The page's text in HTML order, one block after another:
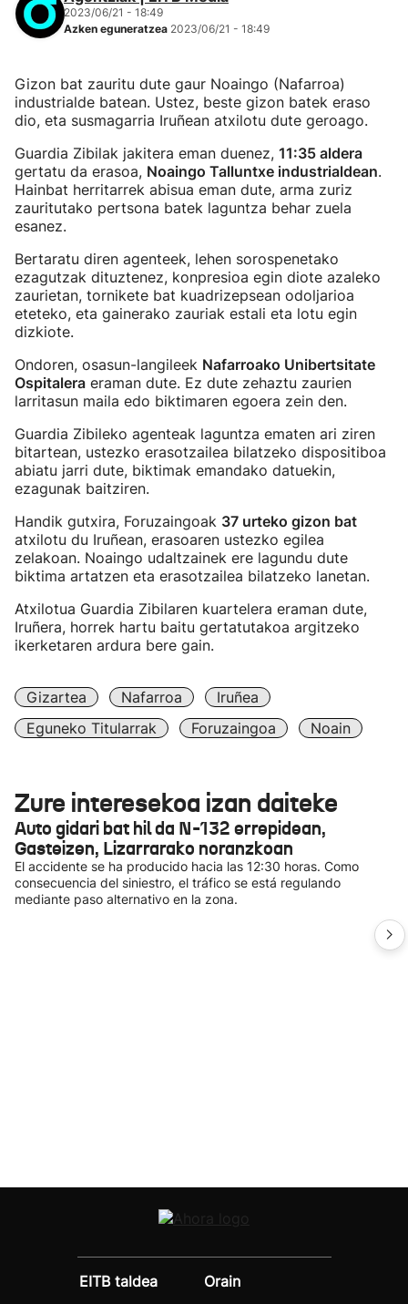
2023/06/21 - 18:49
Azken eguneratzea 2023/06/21 - 18:49
Gizon bat zauritu dute gaur Noaingo (Nafarroa)
industrialde batean. Ustez, beste gizon batek eraso
dio, eta susmagarria Iruñean atxilotu dute geroago.
Guardia Zibilak jakitera eman duenez, 11:35 aldera
gertatu da erasoa, Noaingo Talluntxe industrialdean.
Hainbat herritarrek abisua eman dute, arma zuriz
zauritutako pertsona batek laguntza behar zuela
esanez.
Bertaratu diren agenteek, lehen sorospenetako
ezagutzak dituztenez, konpresioa egin diote azaleko
zaurietan, tornikete bat kuadrizepsean odoljarioa
eteteko, eta gainerako zauriak estali eta lotu egin
dizkiote.
Ondoren, osasun-langileek Nafarroako Unibertsitate
Ospitalera eraman dute. Ez dute zehaztu zaurien
larritasun maila edo biktimaren egoera zein den.
Guardia Zibileko agenteak laguntza ematen ari ziren
bitartean, ustezko erasotzailea bilatzeko dispositiboa
abiatu jarri dute, biktimak emandako datuekin,
ezagunak baitziren.
Handik gutxira, Foruzaingoak 37 urteko gizon bat
atxilotu du Iruñean, erasoaren ustezko egilea
zelakoan. Noaingo udaltzainek ere lagundu dute
biktima artatzen eta erasotzailea bilatzeko lanetan.
Atxilotua Guardia Zibilaren kuartelera eraman dute,
Iruñera, horrek hartu baitu gertatutakoa argitzeko
ikerketaren ardura bere gain.
Gizartea Nafarroa
Iruñea
Eguneko Titularrak
Foruzaingoa Noain
Zure interesekoa izan daiteke
Auto gidari bat hil da N-132 errepidean,
Gasteizen, Lizarrarako noranzkoan
El accidente se ha producido hacia las 12:30 horas. Como
consecuencia del siniestro, el tráfico se está regulando
mediante paso alternativo en la zona.
EITB taldea
Orain